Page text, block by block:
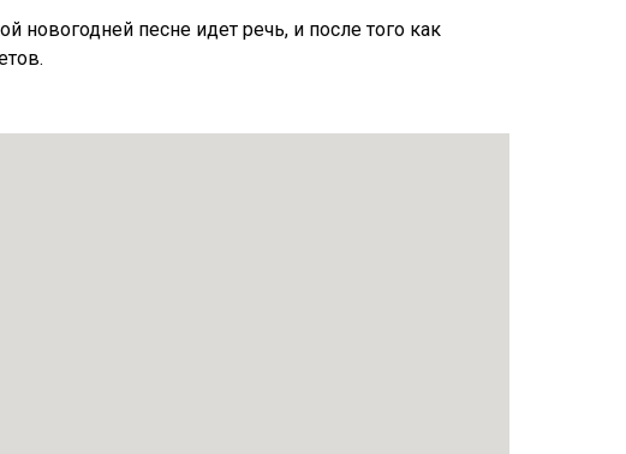
новогодней песне идет речь, и после того как